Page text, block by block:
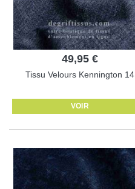
49,95 €
Tissu Velours Kennington 14
VOIR